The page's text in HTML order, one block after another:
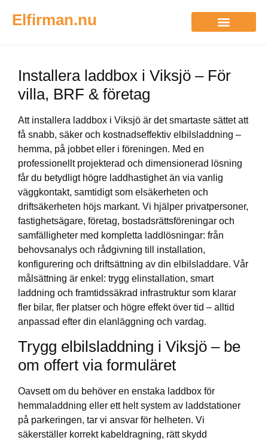
Elfirman.nu
Installera laddbox i Viksjö – För
villa, BRF & företag
Att installera laddbox i Viksjö är det smartaste sättet att
få snabb, säker och kostnadseffektiv elbilsladdning –
hemma, på jobbet eller i föreningen. Med en
professionellt projekterad och dimensionerad lösning
får du betydligt högre laddhastighet än via vanlig
väggkontakt, samtidigt som elsäkerheten och
driftsäkerheten höjs markant. Vi hjälper privatpersoner,
fastighetsägare, företag, bostadsrättsföreningar och
samfälligheter med kompletta laddlösningar: från
behovsanalys och rådgivning till installation,
konfigurering och driftsättning av din elbilsladdare. Vår
målsättning är enkel: trygg elinstallation, smart
laddning och framtidssäkrad infrastruktur som klarar
fler bilar, fler platser och högre effekt över tid – alltid
anpassad efter din elanläggning och vardag.
Trygg elbilsladdning i Viksjö – be
om offert via formuläret
Oavsett om du behöver en enstaka laddbox för
hemmaladdning eller ett helt system av laddstationer
på parkeringen, tar vi ansvar för helheten. Vi
säkerställer korrekt kabeldragning, rätt skydd